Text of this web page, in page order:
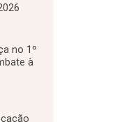
no 1º
à